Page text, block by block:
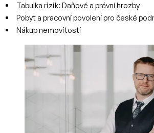
Tabulka rizik: Daňové a právní hrozby
Pobyt a pracovní povolení pro české
Nákup nemovitosti